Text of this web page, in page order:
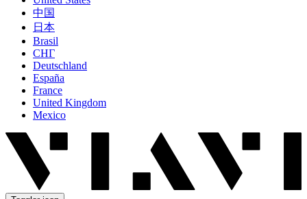
中国
日本
Brasil
СНГ
Deutschland
España
France
United Kingdom
Mexico